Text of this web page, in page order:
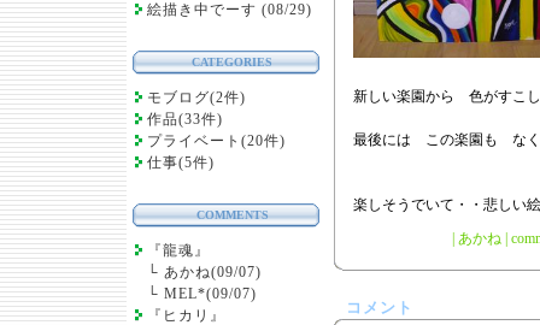
絵描き中でーす (08/29)
CATEGORIES
モブログ(2件)
作品(33件)
プライベート(20件)
仕事(5件)
COMMENTS
『龍魂』
└ あかね(09/07)
└ MEL*(09/07)
『ヒカリ』
新しい楽園から 色がすこ
最後には この楽園も なく
楽しそうでいて・・悲しい
あかね|
コメント